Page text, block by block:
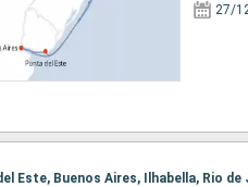
27/
Este, Buenos Aires, Ilhabella, Rio de